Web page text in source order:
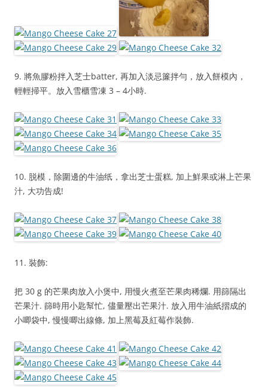
9. 將魚膠粉拌入芝士batter, 再加入淡忌簾拌勻，放入餅模內，
輕輕掃平。放入雪櫃雪凍 3 – 4小時.
10. 脱模，除圍邊的牛油纸，拿出芝士蛋糕, 加上鮮果或淋上芒果
汁, 大功告成!
11. 裝飾:
把 30 g 的芒果肉放入小煲中, 用慢火煮至芒果肉稀爛. 用篩隔出
芒果汁. 篩時用小匙幫忙, 儘量壓出芒果汁. 放入用牛油紙摺成的
小唧袋中, 慢慢唧出線條, 加上黑莓及紅莓作裝飾.